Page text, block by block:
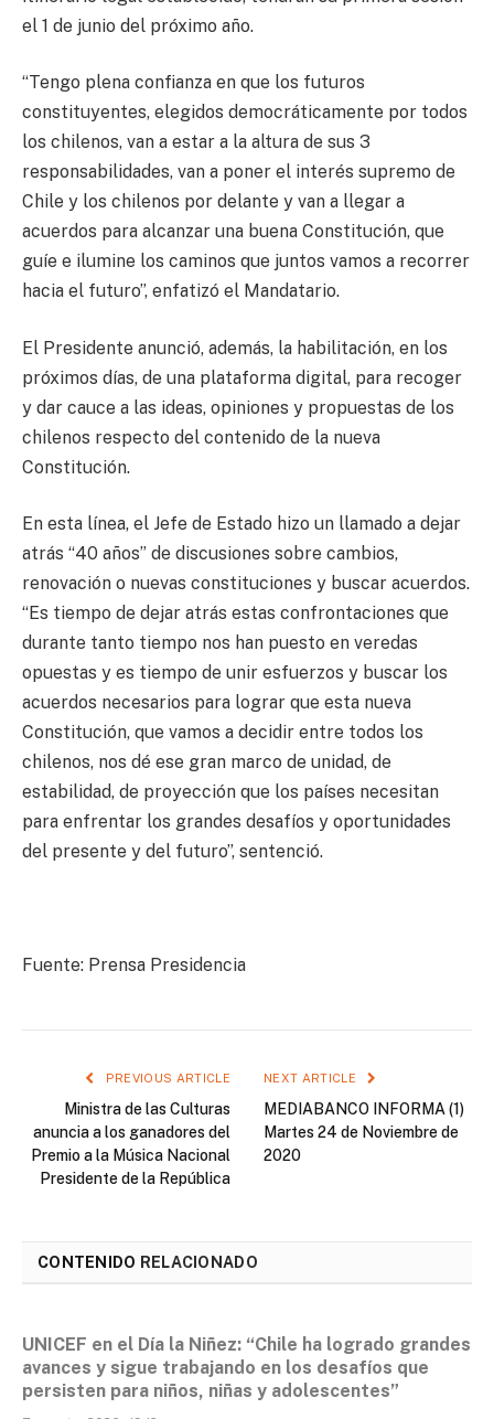
el 1 de junio del próximo año.
“Tengo plena confianza en que los futuros
constituyentes, elegidos democráticamente por todos
los chilenos, van a estar a la altura de sus 3
responsabilidades, van a poner el interés supremo de
Chile y los chilenos por delante y van a llegar a
acuerdos para alcanzar una buena Constitución, que
guíe e ilumine los caminos que juntos vamos a recorrer
hacia el futuro”, enfatizó el Mandatario.
El Presidente anunció, además, la habilitación, en los
próximos días, de una plataforma digital, para recoger
y dar cauce a las ideas, opiniones y propuestas de los
chilenos respecto del contenido de la nueva
Constitución.
En esta línea, el Jefe de Estado hizo un llamado a dejar
atrás “40 años” de discusiones sobre cambios,
renovación o nuevas constituciones y buscar acuerdos.
“Es tiempo de dejar atrás estas confrontaciones que
durante tanto tiempo nos han puesto en veredas
opuestas y es tiempo de unir esfuerzos y buscar los
acuerdos necesarios para lograr que esta nueva
Constitución, que vamos a decidir entre todos los
chilenos, nos dé ese gran marco de unidad, de
estabilidad, de proyección que los países necesitan
para enfrentar los grandes desafíos y oportunidades
del presente y del futuro”, sentenció.
Fuente: Prensa Presidencia
PREVIOUS ARTICLE
Ministra de las Culturas
anuncia a los ganadores del
Premio a la Música Nacional
Presidente de la República
NEXT ARTICLE
MEDIABANCO INFORMA (1)
Martes 24 de Noviembre de
2020
CONTENIDO RELACIONADO
UNICEF en el Día la Niñez: “Chile ha logrado grandes
avances y sigue trabajando en los desafíos que
persisten para niños, niñas y adolescentes”